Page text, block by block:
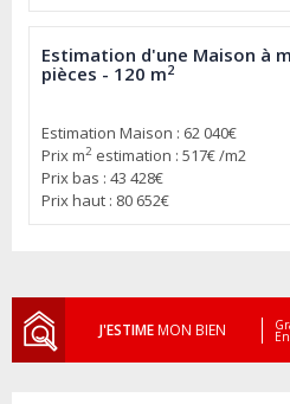
Estimation d'une Maison à
pièces - 120 m2
Estimation Maison : 62 040€
Prix m2 estimation : 517€ /m2
Prix bas : 43 428€
Prix haut : 80 652€
J'ESTIMEMON BIEN